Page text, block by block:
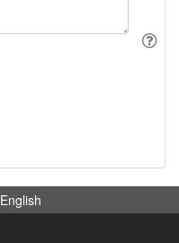
English